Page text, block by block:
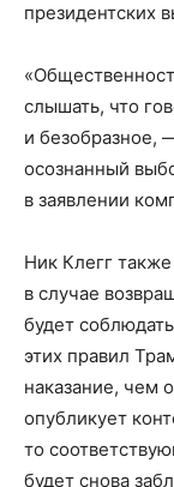
президентских
слышать, что
и безобразное,
осознанный
в заявлении
Ник Клегг
в случае
будет
этих правил
наказание, чем
опубликует
то
будет снова